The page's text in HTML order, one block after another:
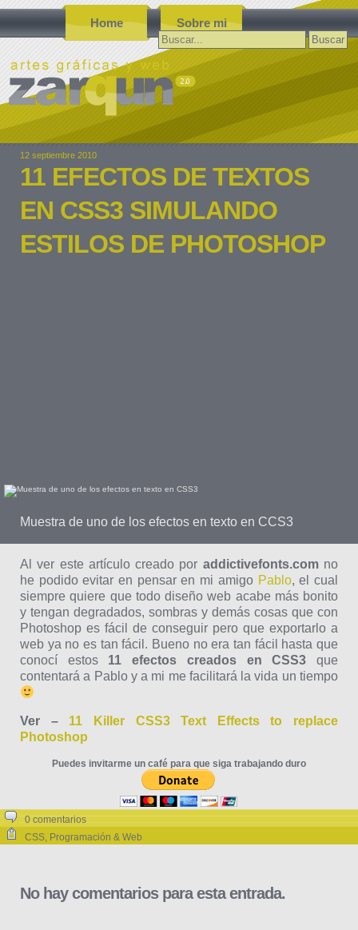
Home Sobre mi
Buscar:
12 septiembre 2010
11 EFECTOS DE TEXTOS
EN CSS3 SIMULANDO
ESTILOS DE PHOTOSHOP
Muestra de uno de los efectos en texto en CCS3
Al ver este artículo creado por addictivefonts.comno
he podido evitar en pensar en mi amigo Pablo, el cual
siempre quiere que todo diseño web acabe más bonito
y tengan degradados, sombras y demás cosas que con
Photoshop es fácil de conseguir pero que exportarlo a
web ya no es tan fácil. Bueno no era tan fácil hasta que
conocí estos11 efectos creados en CSS3 que
contentará a Pablo y a mi me facilitará la vida un tiempo
Ver – 11 Killer CSS3 Text Effects to replace
Photoshop
Puedes invitarme un café para que siga trabajando duro
0 comentarios
CSS, Programación & Web
No hay comentarios para esta entrada.